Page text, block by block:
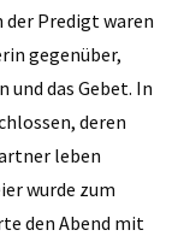
Predigt waren
gegenüber,
und das Gebet. In
deren
leben
wurde zum
den Abend mit